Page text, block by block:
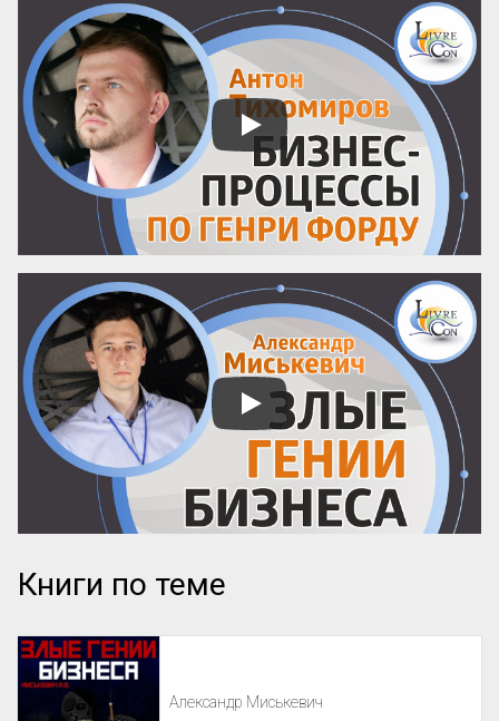
Мы привыкли делегировать людям, но
забываем настраивать процессы. Ставка
на человеческий фактор превращает
управление в лотерею, где выигрышный
билет достаётся лишь единицам.
Существует иной подход: он позволяет
сделать компанию человеко-
независимой, где результат гарантирует
не гениальность сотрудника, а ...
Книги по теме
Александр Миськевич